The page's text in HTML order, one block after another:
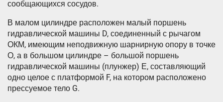
сообщающихся сосудов.
В малом цилиндре расположен малый поршень
гидравлической машины D, соединенный с рычагом
ОКМ, имеющим неподвижную шарнирную опору в точке
О, а в большом цилиндре – большой поршень
гидравлической машины (плунжер) Е, составляющий
одно целое с платформой F, на котором расположено
прессуемое тело G.